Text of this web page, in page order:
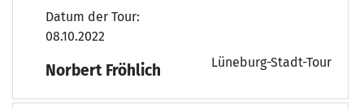
Datum der Tour:
08.10.2022
Norbert Fröhlich Lüneburg-Stadt-Tour